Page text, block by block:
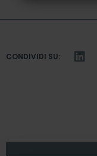
CONDIVIDI SU: